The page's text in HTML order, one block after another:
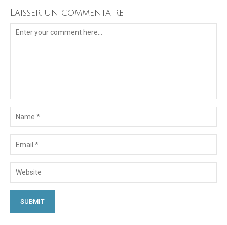
Laisser un commentaire